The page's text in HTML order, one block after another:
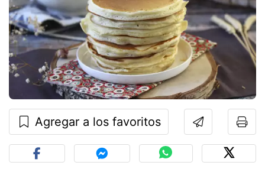
Agregar a los favoritos